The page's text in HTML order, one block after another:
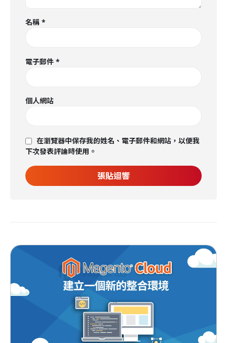
名稱 *
電子郵件 *
個人網站
在瀏覽器中保存我的姓名、電子郵件和網站，以便我
下次發表評論時使用。